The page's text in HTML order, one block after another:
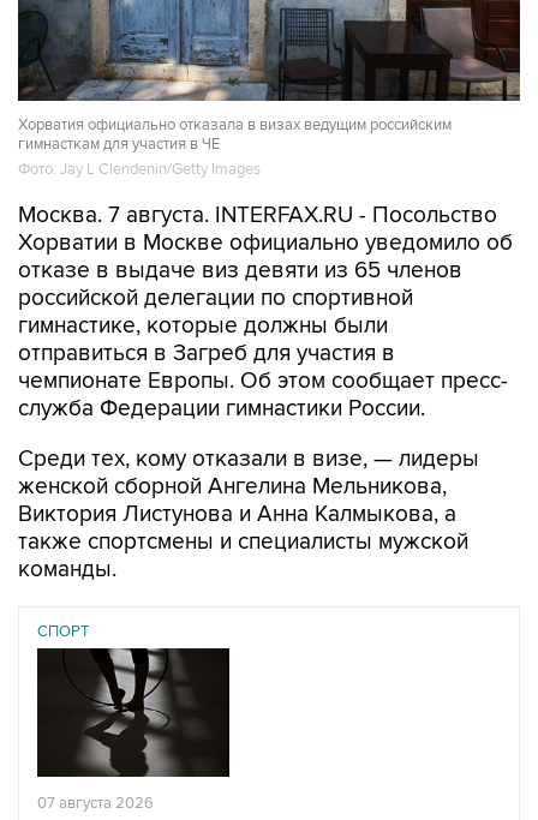
Хорватия официально отказала в визах ведущим российским
гимнасткам для участия в ЧЕ
Фото: Jay L Clendenin/Getty Images
Москва. 7 августа. INTERFAX.RU - Посольство
Хорватии в Москве официально уведомило об
отказе в выдаче виз девяти из 65 членов
российской делегации по спортивной
гимнастике, которые должны были
отправиться в Загреб для участия в
чемпионате Европы. Об этом сообщает пресс-
служба Федерации гимнастики России.
Среди тех, кому отказали в визе, — лидеры
женской сборной Ангелина Мельникова,
Виктория Листунова и Анна Калмыкова, а
также спортсмены и специалисты мужской
команды.
СПОРТ
07 августа 2026